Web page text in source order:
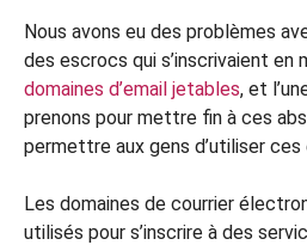
Nous avons eu des problèmes
des escrocs qui s’inscrivaient en
domaines d’email jetables, et
prenons pour mettre fin à ces
permettre aux gens d’utiliser ces
Les domaines de courrier
utilisés pour s’inscrire à des